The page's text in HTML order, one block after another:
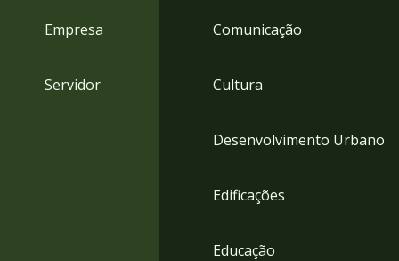
Empresa
Servidor
Comunicação
Cultura
Desenvolvimento Urbano
Edificações
Educação